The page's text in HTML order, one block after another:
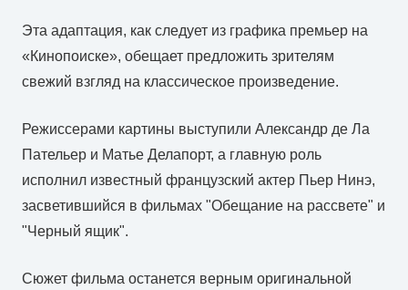
Эта адаптация, как следует из графика премьер на
«Кинопоиске», обещает предложить зрителям
свежий взгляд на классическое произведение.
Режиссерами картины выступили Александр де Ла
Пательер и Матье Делапорт, а главную роль
исполнил известный французский актер Пьер Нинэ,
засветившийся в фильмах "Обещание на рассвете" и
"Черный ящик".
Сюжет фильма останется верным оригинальной